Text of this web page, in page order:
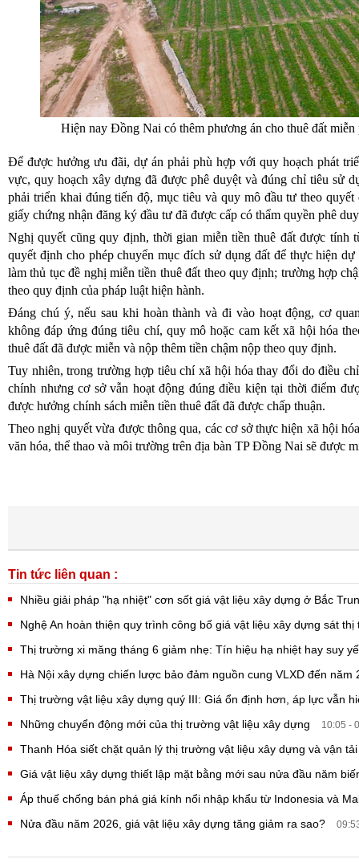
Hiện nay Đồng Nai có thêm phương án cho thuê đất
Để được hưởng ưu đãi, dự án phải phù hợp với quy hoạch phát
vực, quy hoạch xây dựng đã được phê duyệt và đúng chỉ tiêu sử
phải triển khai đúng tiến độ, mục tiêu và quy mô đầu tư theo
giấy chứng nhận đăng ký đầu tư đã được cấp có thẩm quyền phê
Nghị quyết cũng quy định, thời gian miễn tiền thuê đất được tính
quyết định cho phép chuyển mục đích sử dụng đất để thực hiện
làm thủ tục đề nghị miễn tiền thuê đất theo quy định; trường hợp
theo quy định của pháp luật hiện hành.
Đáng chú ý, nếu sau khi hoàn thành và đi vào hoạt động, cơ
không đáp ứng đúng tiêu chí, quy mô hoặc cam kết xã hội hóa
thuê đất đã được miễn và nộp thêm tiền chậm nộp theo quy định.
Tuy nhiên, trong trường hợp tiêu chí xã hội hóa thay đổi do điều
chính nhưng cơ sở vẫn hoạt động đúng điều kiện tại thời điểm
được hưởng chính sách miễn tiền thuê đất đã được chấp thuận.
Theo nghị quyết vừa được thông qua, các cơ sở thực hiện xã hội
văn hóa, thể thao và môi trường trên địa bàn TP Đồng Nai sẽ được
Tin tức liên quan :
Nhiều giải pháp "hạ nhiệt" cơn sốt giá vật liệu xây dựng ở Bắc
Nghệ An hoàn thiện quy trình công bố giá vật liệu xây dựng sát
Thị trường xi măng tháng 6 giảm nhẹ: Tín hiệu hạ nhiệt hay suy
Hà Nội xây dựng chiến lược bảo đảm nguồn cung VLXD đến năm
Thị trường vật liệu xây dựng quý III: Giá ổn định hơn, áp lực vẫn
Những chuyển động mới của thị trường vật liệu xây dựng
10:05 -
Thanh Hóa siết chặt quản lý thị trường vật liệu xây dựng và vận
Giá vật liệu xây dựng thiết lập mặt bằng mới sau nửa đầu năm
Áp thuế chống bán phá giá kính nổi nhập khẩu từ Indonesia và
Nửa đầu năm 2026, giá vật liệu xây dựng tăng giảm ra sao?